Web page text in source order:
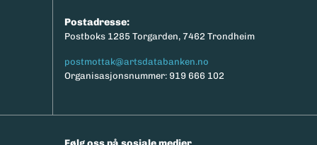
Postadresse:
Postboks 1285 Torgarden, 7462 Trondheim
postmottak@artsdatabanken.no
Organisasjonsnummer: 919 666 102